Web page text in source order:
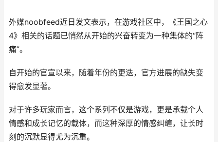
外媒noobfeed近日发文表示，在游戏社区中，《王国之心
4》相关的话题已悄然从开始的兴奋转变为一种集体的“阵
痛”。
自开始的官宣以来，随着年份的更迭，官方进展的缺失变
得愈发显著。
对于许多玩家而言，这个系列不仅是游戏，更是承载个人
情感和成长记忆的载体，而这种深厚的情感纠缠，让长时
刻的沉默显得尤为沉重。